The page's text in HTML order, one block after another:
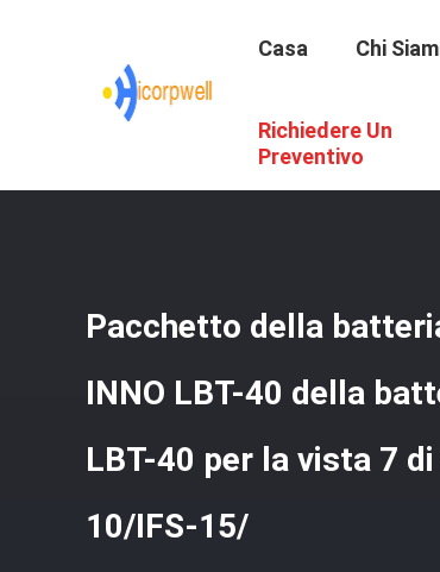
Casa Chi
Richiedere Un
Preventivo
Strumenti Di Prova Della
Pacchetto della
INNO LBT-40 della
LBT-40 per la vista 7
10/IFS-15/